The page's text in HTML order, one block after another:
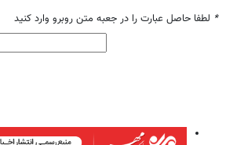
* لطفا حاصل عبارت را در جعبه متن روبرو وارد کنید